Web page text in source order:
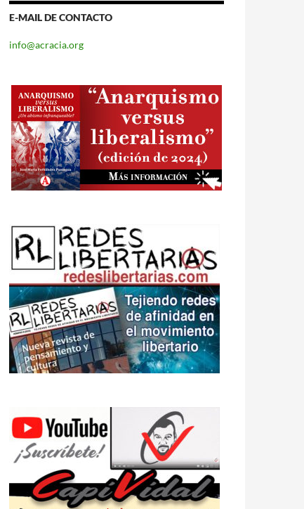
E-MAIL DE CONTACTO
info@acracia.org